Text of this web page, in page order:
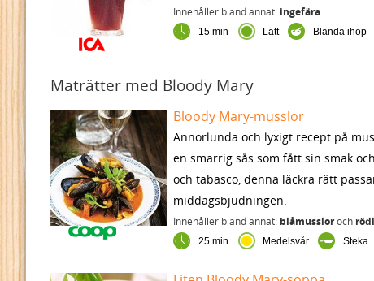
Innehåller bland annat: ingefära
15 min Lätt Blanda ihop
Maträtter med Bloody Mary
Bloody Mary-musslor
Annorlunda och lyxigt recept på
en smarrig sås som fått sin smak
och tabasco, denna läckra rätt
middagsbjudningen.
Innehåller bland annat: blåmussloroch
25 min Medelsvår Steka